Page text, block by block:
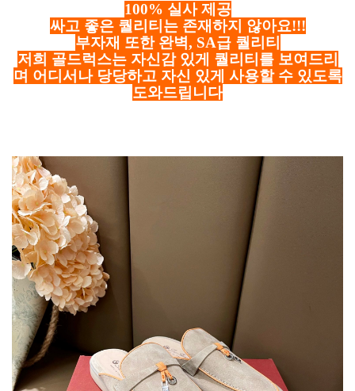
100% 실사 제공
싸고 좋은 퀄리티는 존재하지 않아요!!!
부자재 또한 완벽, SA급 퀄리티
저희 골드럭스는 자신감 있게 퀄리티를 보여드리
며 어디서나 당당하고 자신 있게 사용할 수 있도록
도와드립니다